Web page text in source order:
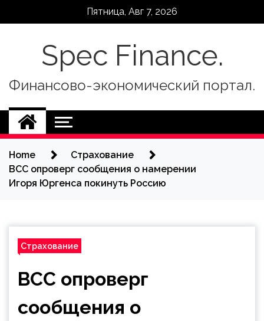
Пятница, Авг 7, 2026
Spec Finance.
Финансово-экономический портал.
Home
Страхование
ВСС опроверг сообщения о намерении
Игоря Юргенса покинуть Россию
Страхование
ВСС опроверг
сообщения о